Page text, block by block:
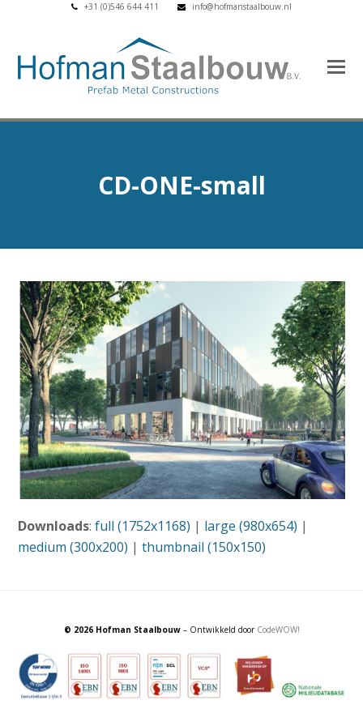
+31 (0)546 644 411 info@hofmanstaalbouw.nl
CD-ONE-small
Downloads:full (1752x1168) | large (980x654) |
medium (300x200) |thumbnail (150x150)
© 2026 Hofman Staalbouw– Ontwikkeld door CodeWOW!